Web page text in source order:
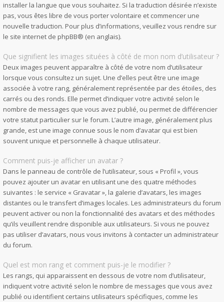
installer la langue que vous souhaitez. Si la traduction désirée n’existe
pas, vous êtes libre de vous porter volontaire et commencer une
nouvelle traduction. Pour plus d’informations, veuillez vous rendre sur
le site internet de phpBB® (en anglais).
Que signifient les images situées à côté de mon nom d’utilisateur ?
Deux images peuvent apparaître à côté de votre nom d’utilisateur
lorsque vous consultez un sujet. Une d’elles peut être une image
associée à votre rang, généralement représentée par des étoiles, des
carrés ou des ronds. Elle permet d’indiquer votre activité selon le
nombre de messages que vous avez publié, ou permet de différencier
votre statut particulier sur le forum. L’autre image, généralement plus
grande, est une image connue sous le nom d’avatar qui est bien
souvent unique et personnelle à chaque utilisateur.
Comment puis-je afficher un avatar ?
Dans le panneau de contrôle de l’utilisateur, sous « Profil », vous
pouvez ajouter un avatar en utilisant une des quatre méthodes
suivantes : le service « Gravatar », la galerie d’avatars, les images
distantes ou le transfert d’images locales. Les administrateurs du forum
peuvent activer ou non la fonctionnalité des avatars et des méthodes
qu’ils veuillent rendre disponible aux utilisateurs. Si vous ne pouvez
pas utiliser d’avatars, nous vous invitons à contacter un administrateur
du forum.
Quel est mon rang et comment puis-je le modifier ?
Les rangs, qui apparaissent en dessous de votre nom d’utilisateur,
indiquent votre activité selon le nombre de messages que vous avez
publié ou identifient certains utilisateurs spécifiques, comme les